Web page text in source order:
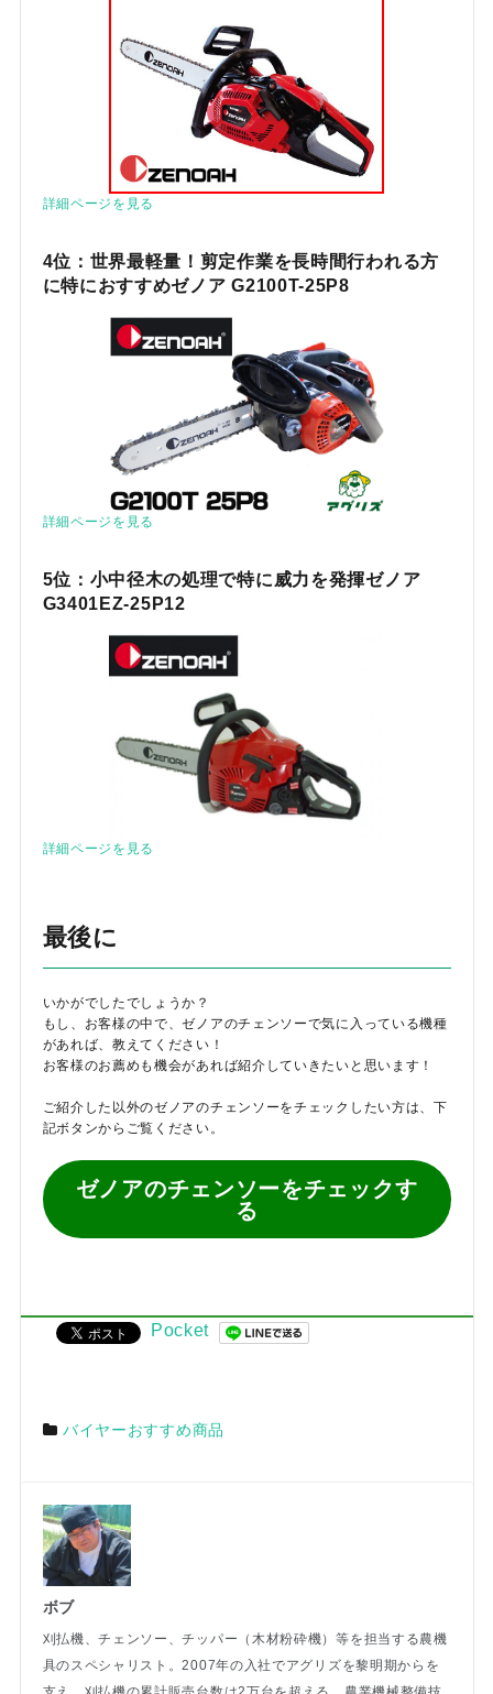
詳細ページを見る
4位：世界最軽量！剪定作業を長時間行われる方
に特におすすめゼノア G2100T-25P8
詳細ページを見る
5位：小中径木の処理で特に威力を発揮ゼノア
G3401EZ-25P12
詳細ページを見る
最後に
いかがでしたでしょうか？
もし、お客様の中で、ゼノアのチェンソーで気に入っている機種
があれば、教えてください！
お客様のお薦めも機会があれば紹介していきたいと思います！
ご紹介した以外のゼノアのチェンソーをチェックしたい方は、下
記ボタンからご覧ください。
ゼノアのチェンソーをチェックす
る
Pocket
バイヤーおすすめ商品
ボブ
刈払機、チェンソー、チッパー（木材粉砕機）等を担当する農機
具のスペシャリスト。2007年の入社でアグリズを黎明期からを